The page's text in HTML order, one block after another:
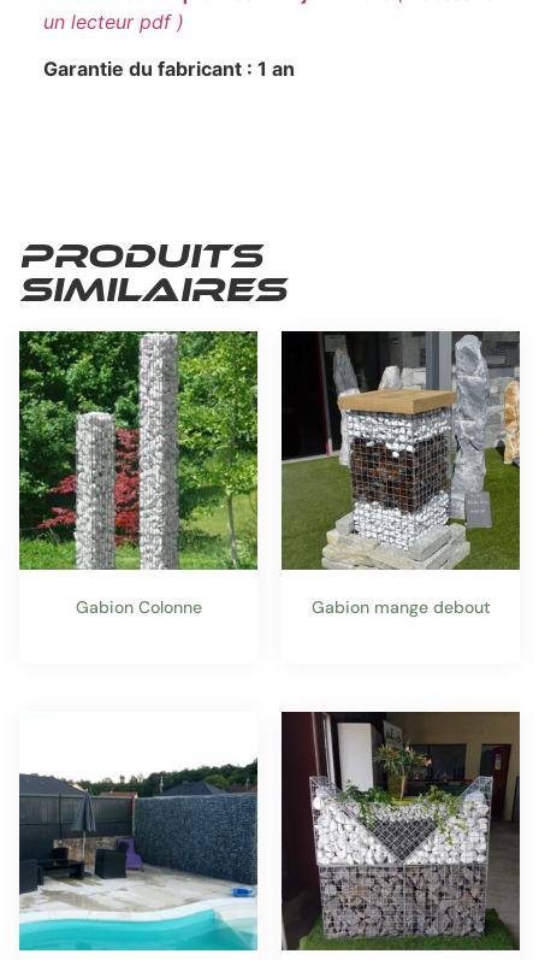
un lecteur pdf )
Garantie du fabricant : 1 an
Produits
similaires
Gabion Colonne Gabion mange debout